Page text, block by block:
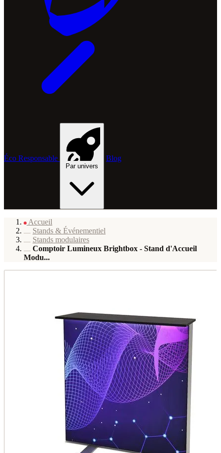
Éco Responsable
Par univers
Blog
Accueil
Stands & Événementiel
Stands modulaires
Comptoir Lumineux Brightbox - Stand d'Accueil
Modu...